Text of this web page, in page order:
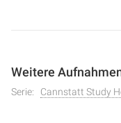
Geistes als Tröster
thematisiert und die
Weitere
Serie: Cannstatt Study